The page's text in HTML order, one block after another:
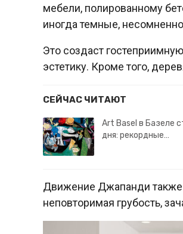
мебели, полированному
иногда темные,
Это создаст
эстетику. Кроме того,
СЕЙЧАС ЧИТАЮТ
Art Basel в Базеле
дня: рекордные…
Движение Джапанди также
неповторимая грубость,